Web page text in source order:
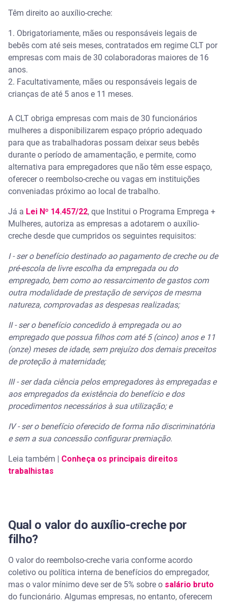
Têm direito ao auxílio-creche:
1. Obrigatoriamente, mães ou responsáveis legais de
bebês com até seis meses, contratados em regime CLT por
empresas com mais de 30 colaboradoras maiores de 16
anos.
2. Facultativamente, mães ou responsáveis legais de
crianças de até 5 anos e 11 meses.
A CLT obriga empresas com mais de 30 funcionários
mulheres a disponibilizarem espaço próprio adequado
para que as trabalhadoras possam deixar seus bebês
durante o período de amamentação, e permite, como
alternativa para empregadores que não têm esse espaço,
oferecer o reembolso-creche ou vagas em instituições
conveniadas próximo ao local de trabalho.
Já a Lei Nº 14.457/22, que Institui o Programa Emprega +
Mulheres, autoriza as empresas a adotarem o auxílio-
creche desde que cumpridos os seguintes requisitos:
I - ser o benefício destinado ao pagamento de creche ou de
pré-escola de livre escolha da empregada ou do
empregado, bem como ao ressarcimento de gastos com
outra modalidade de prestação de serviços de mesma
natureza, comprovadas as despesas realizadas;
II - ser o benefício concedido à empregada ou ao
empregado que possua filhos com até 5 (cinco) anos e 11
(onze) meses de idade, sem prejuízo dos demais preceitos
de proteção à maternidade;
III - ser dada ciência pelos empregadores às empregadas e
aos empregados da existência do benefício e dos
procedimentos necessários à sua utilização; e
IV - ser o benefício oferecido de forma não discriminatória
e sem a sua concessão configurar premiação.
Leia também | Conheça os principais direitos
trabalhistas
Qual o valor do auxílio-creche por
filho?
O valor do reembolso-creche varia conforme acordo
coletivo ou política interna de benefícios do empregador,
mas o valor mínimo deve ser de 5% sobre o salário bruto
do funcionário. Algumas empresas, no entanto, oferecem